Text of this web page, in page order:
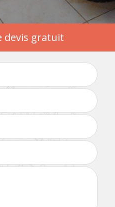
devis gratuit